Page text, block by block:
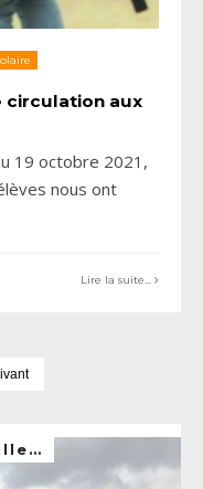
circulation aux
19 octobre 2021,
nous ont
Lire la suite...